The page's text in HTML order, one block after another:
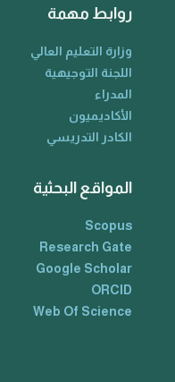
روابط مهمة
وزارة التعليم العالي
اللجنة التوجيهية
المدراء
الأكاديميون
الكادر التدريسي
المواقع البحثية
Scopus
Research Gate
Google Scholar
ORCID
Web Of Science